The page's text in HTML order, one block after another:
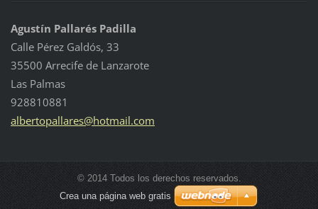
Agustín Pallarés Padilla
Calle Pérez Galdós, 33
35500 Arrecife de Lanzarote
Las Palmas
928810881
albertopallares@hotmail.com
© 2014 Todos los derechos reservados.
Crea una página web gratis